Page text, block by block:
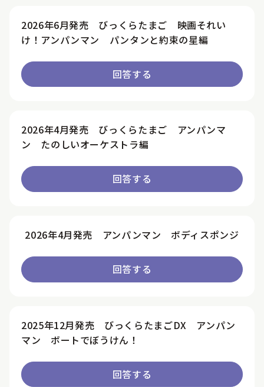
2026年6月発売 びっくらたまご 映画それい
け！アンパンマン パンタンと約束の星編
回答する
2026年4月発売 びっくらたまご アンパンマ
ン たのしいオーケストラ編
回答する
2026年4月発売 アンパンマン ボディスポンジ
回答する
2025年12月発売 びっくらたまごDX アンパン
マン ボートでぼうけん！
回答する